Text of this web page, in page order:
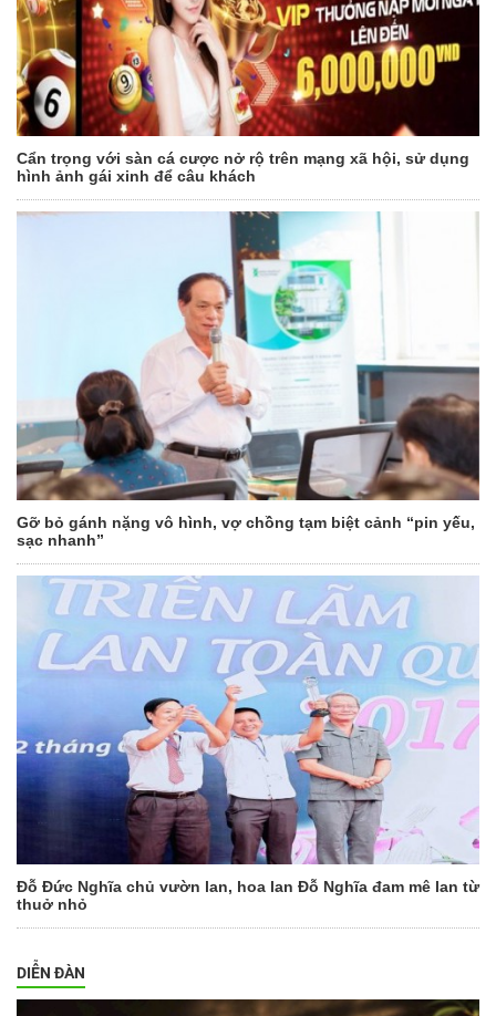
Cẩn trọng với sàn cá cược nở rộ trên mạng xã hội, sử dụng
hình ảnh gái xinh để câu khách
Gỡ bỏ gánh nặng vô hình, vợ chồng tạm biệt cảnh “pin yếu,
sạc nhanh”
Đỗ Đức Nghĩa chủ vườn lan, hoa lan Đỗ Nghĩa đam mê lan từ
thuở nhỏ
DIỄN ĐÀN